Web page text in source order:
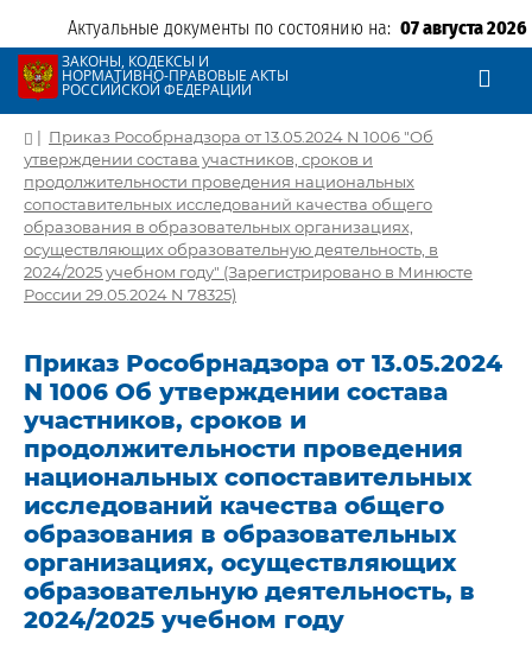
Актуальные документы по состоянию на: 07 августа 2026
ЗАКОНЫ, КОДЕКСЫ И
НОРМАТИВНО-ПРАВОВЫЕ АКТЫ
РОССИЙСКОЙ ФЕДЕРАЦИИ
| Приказ Рособрнадзора от 13.05.2024 N 1006 "Об
утверждении состава участников, сроков и
продолжительности проведения национальных
сопоставительных исследований качества общего
образования в образовательных организациях,
осуществляющих образовательную деятельность, в
2024/2025 учебном году" (Зарегистрировано в Минюсте
России 29.05.2024 N 78325)
Приказ Рособрнадзора от 13.05.2024
N 1006 Об утверждении состава
участников, сроков и
продолжительности проведения
национальных сопоставительных
исследований качества общего
образования в образовательных
организациях, осуществляющих
образовательную деятельность, в
2024/2025 учебном году